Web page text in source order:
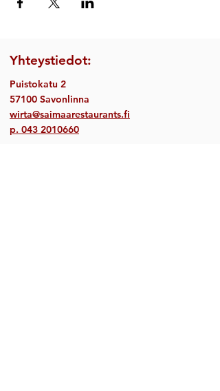
Yhteystiedot:
Puistokatu 2
57100 Savonlinna
wirta@saimaarestaurants.fi
p. 043 2010660